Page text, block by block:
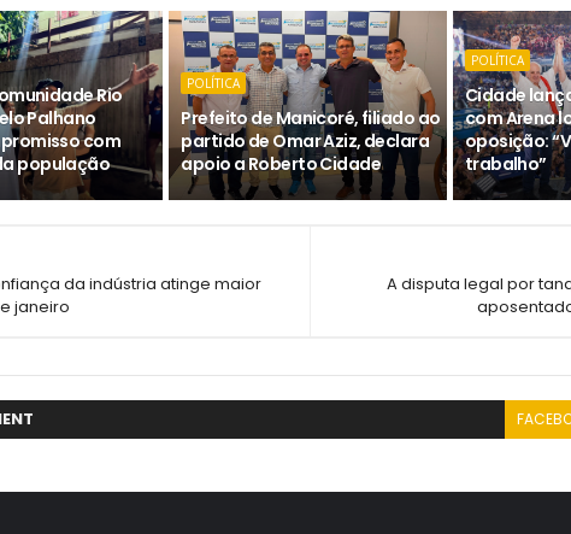
Rio
Palhano
com
população
POLÍTICA
Prefeito de Manicoré, filiado ao
partido de Omar Aziz, declara
apoio a Roberto Cidade
POLÍTICA
Cidade
com Arena
oposição:
trabalho”
A disputa legal por
da indústria atinge maior
janeiro